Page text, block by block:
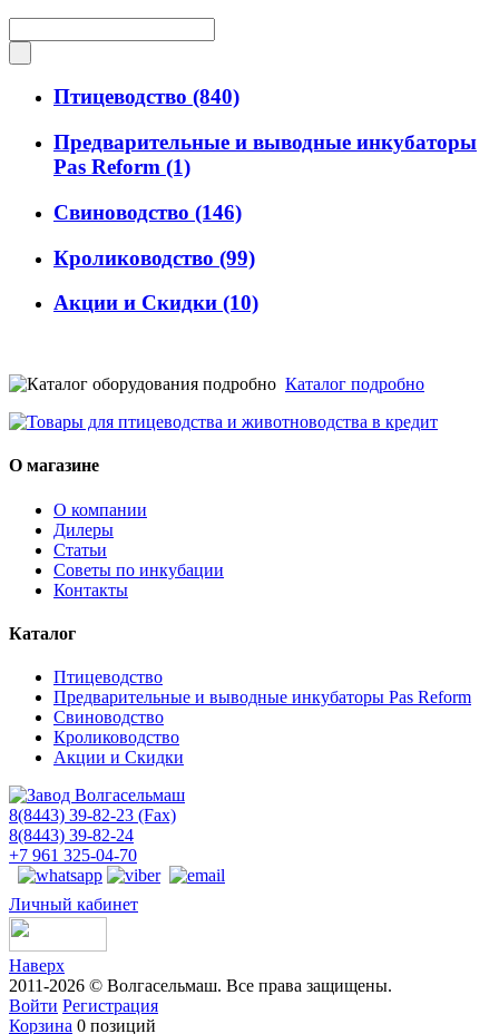
Птицеводство (840)
Предварительные и выводные инкубаторы
Pas Reform (1)
Свиноводство (146)
Кролиководство (99)
Акции и Скидки (10)
Каталог подробно
О магазине
О компании
Дилеры
Статьи
Советы по инкубации
Контакты
Каталог
Птицеводство
Предварительные и выводные инкубаторы Pas Reform
Свиноводство
Кролиководство
Акции и Скидки
8(8443) 39-82-23 (Fax)
8(8443) 39-82-24
+7 961 325-04-70
Личный кабинет
Наверх
2011-2026 © Волгасельмаш. Все права защищены.
Войти Регистрация
Корзина 0 позиций